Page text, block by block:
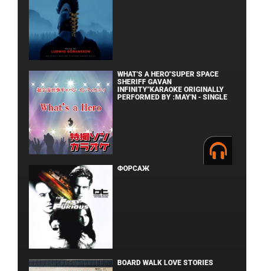
WHAT'S A HERO"SUPER SPACE
SHERIFF GAVAN
INFINITY"KARAOKE ORIGINALLY
PERFORMED BY :MAY'N - SINGLE
ФОРСАЖ
BOARD WALK LOVE STORIES